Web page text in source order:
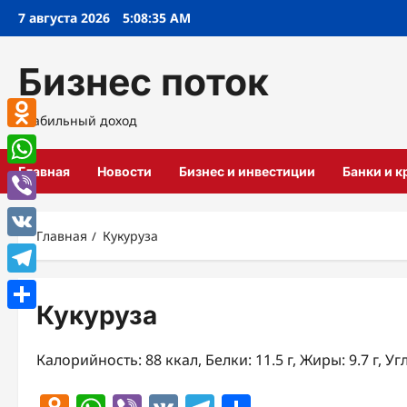
Перейти
7 августа 2026 5:08:36 AM
Бизнес поток
Стабильный доход
Главная Новости Бизнес и инвестиции Банки и
Главная Кукуруза
Кукуруза
Калорийность: 88 ккал, Белки: 11.5 г, Жиры: 9.7 г,
Odnoklassniki
WhatsApp
Viber
VK
Telegram
Отправить